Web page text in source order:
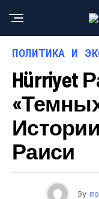
ПОЛИТИКА И
Hürriyet
Раиси
By